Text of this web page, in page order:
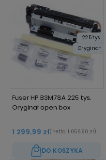
Fuser HP B3M78A 225 tys.
Oryginał open box
1 299,99 zł(netto: 1 056,90 zł)
DO KOSZYKA
225 tys.
Oryginał